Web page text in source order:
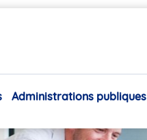
Administrations publiques